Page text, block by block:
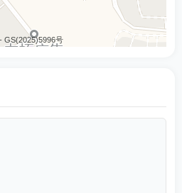
- GS(2025)5996号